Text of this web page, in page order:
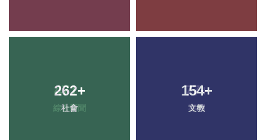
262+
社會
154+
文教